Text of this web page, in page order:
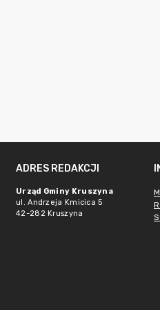
ADRES REDAKCJI
Urząd Gminy Kruszyna
ul. Andrzeja Kmicica 5
42-282 Kruszyna